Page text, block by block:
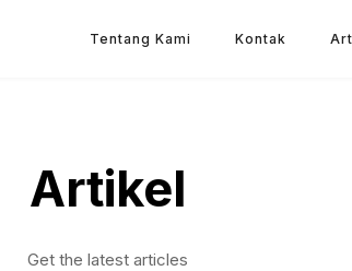
Tentang Kami Kontak
Artikel
Get the latest articles